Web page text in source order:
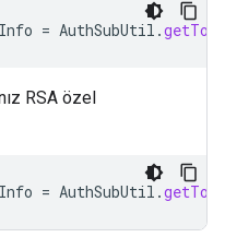
= AuthSubUtil .
RSA özel
= AuthSubUtil .